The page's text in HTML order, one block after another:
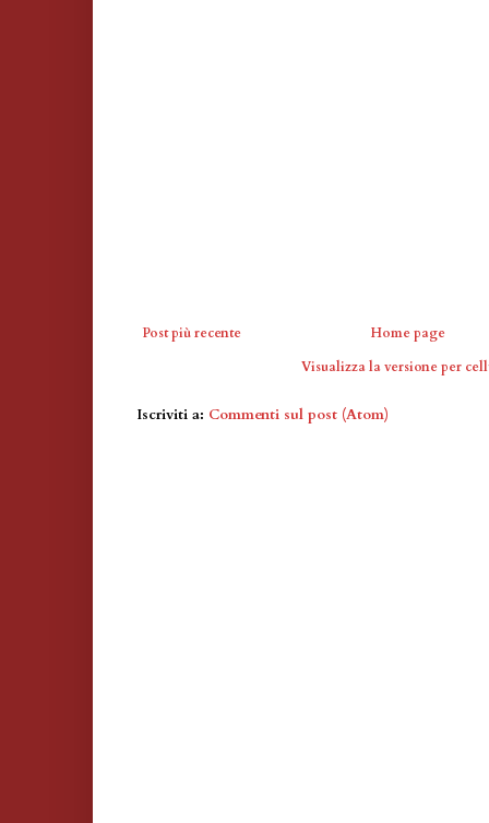
Post più recente
Home page
Visualizza la versione per
Iscriviti a: Commenti sul post (Atom)